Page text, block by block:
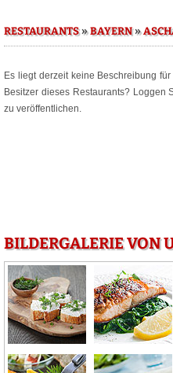
RESTAURANTS»BAYERN»
Es liegt derzeit keine Beschreibung
Besitzer dieses Restaurants? Loggen
zu veröffentlichen.
BILDERGALERIE VON